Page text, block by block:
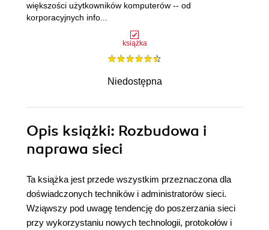
książka
Niedostępna
większości użytkowników komputerów -- od
korporacyjnych info...
Opis książki: Rozbudowa i
naprawa sieci
Ta książka jest przede wszystkim przeznaczona dla
doświadczonych techników i administratorów sieci.
Wziąwszy pod uwagę tendencję do poszerzania sieci
przy wykorzystaniu nowych technologii, protokołów i